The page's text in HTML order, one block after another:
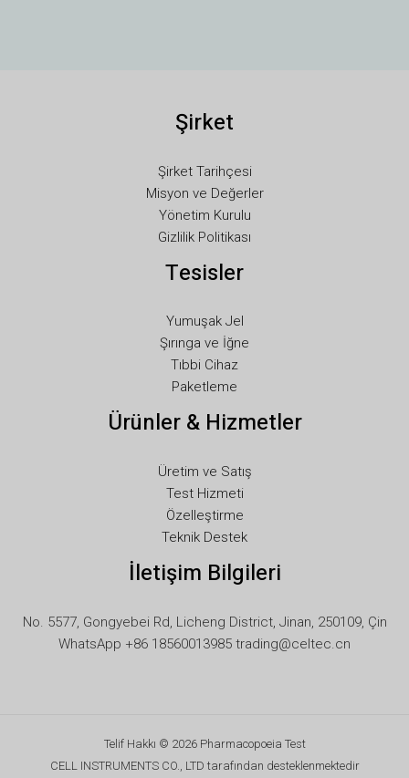
Şirket
Şirket Tarihçesi
Misyon ve Değerler
Yönetim Kurulu
Gizlilik Politikası
Tesisler
Yumuşak Jel
Şırınga ve İğne
Tıbbi Cihaz
Paketleme
Ürünler & Hizmetler
Üretim ve Satış
Test Hizmeti
Özelleştirme
Teknik Destek
İletişim Bilgileri
No. 5577, Gongyebei Rd, Licheng District, Jinan, 250109, Çin
WhatsApp +86 18560013985 trading@celtec.cn
Telif Hakkı © 2026 Pharmacopoeia Test
CELL INSTRUMENTS CO., LTD tarafından desteklenmektedir
DE